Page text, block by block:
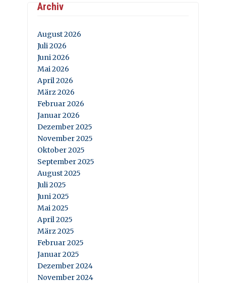
Archiv
August 2026
Juli 2026
Juni 2026
Mai 2026
April 2026
März 2026
Februar 2026
Januar 2026
Dezember 2025
November 2025
Oktober 2025
September 2025
August 2025
Juli 2025
Juni 2025
Mai 2025
April 2025
März 2025
Februar 2025
Januar 2025
Dezember 2024
November 2024